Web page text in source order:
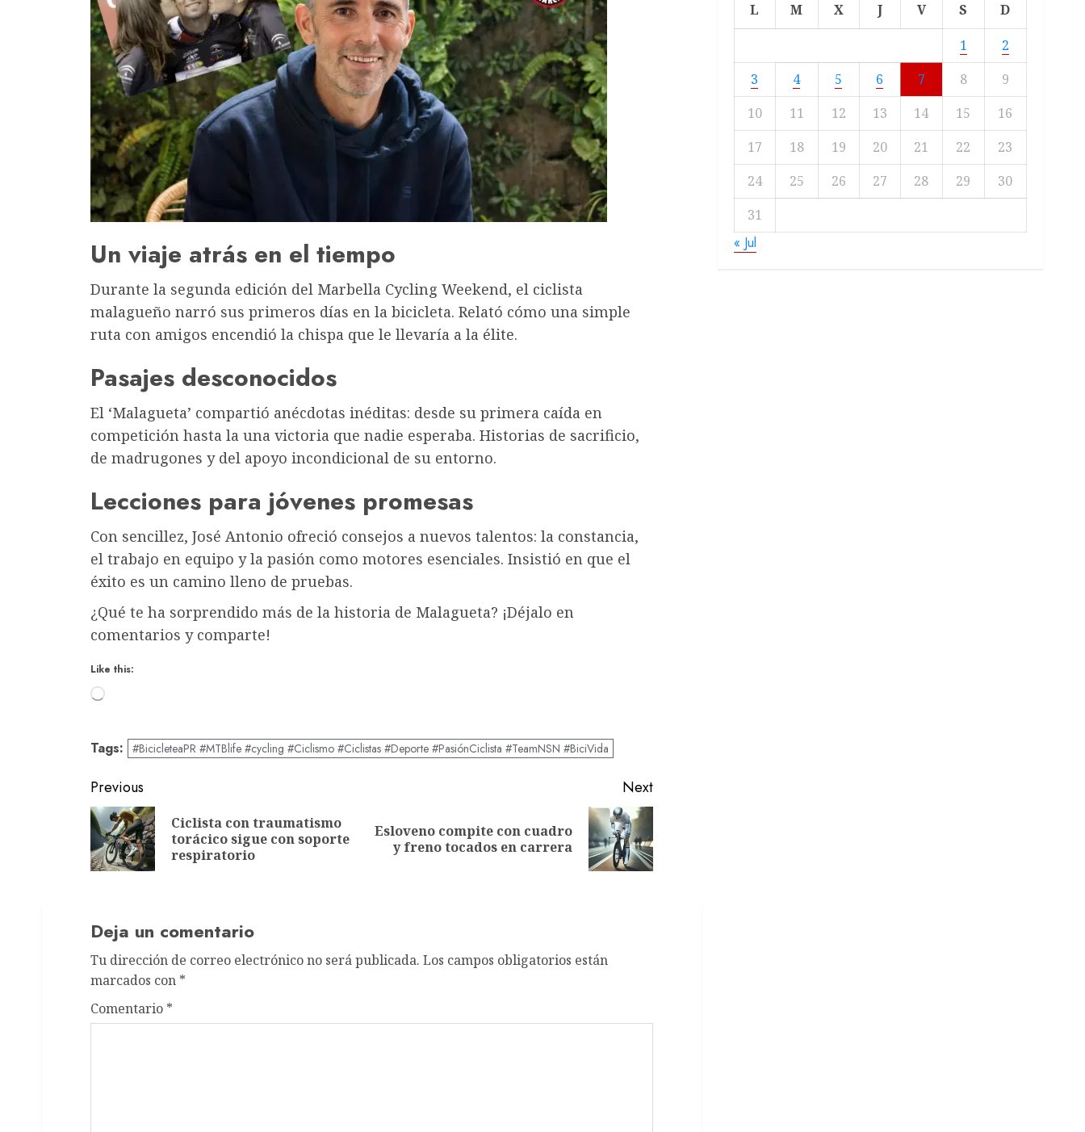
Un viaje atrás en el tiempo
Durante la segunda edición del Marbella Cycling Weekend, el ciclista
malagueño narró sus primeros días en la bicicleta. Relató cómo una simple
ruta con amigos encendió la chispa que le llevaría a la élite.
Pasajes desconocidos
El ‘Malagueta’ compartió anécdotas inéditas: desde su primera caída en
competición hasta la una victoria que nadie esperaba. Historias de sacrificio,
de madrugones y del apoyo incondicional de su entorno.
Lecciones para jóvenes promesas
Con sencillez, José Antonio ofreció consejos a nuevos talentos: la constancia,
el trabajo en equipo y la pasión como motores esenciales. Insistió en que el
éxito es un camino lleno de pruebas.
¿Qué te ha sorprendido más de la historia de Malagueta? ¡Déjalo en
comentarios y comparte!
Like this:
Loading…
Tags: #BicicleteaPR #MTBlife #cycling #Ciclismo #Ciclistas #Deporte #PasiónCiclista #TeamNSN #BiciVida
Post
navigation
Previous
Previous
post:
Ciclista con traumatismo
torácico sigue con soporte
respiratorio
Next
Next
post:
Esloveno compite con cuadro
y freno tocados en carrera
Deja un comentario
Tu dirección de correo electrónico no será publicada. Los campos obligatorios están
marcados con *
Comentario *
L M X J V S
D
1
2
3
4 5 6 7 8
9
10
11 12 13 14 15
16
17
18 19 20 21 22
23
24
25 26 27 28 29
30
31
« Jul